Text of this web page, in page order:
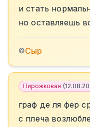
и стать
но оставляешь
©Сыр
Пирожковая (
граф де ля фер
с плеча